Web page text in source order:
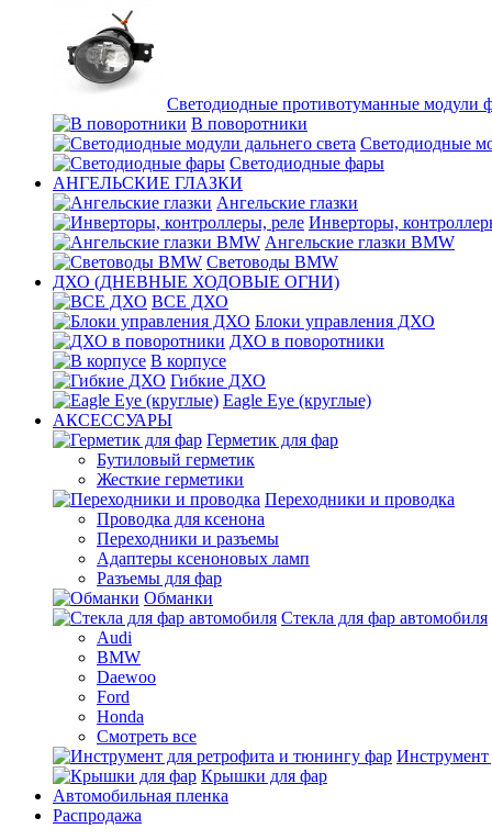
Светодиодные противотуманные модули
В поворотники
Светодиодные
Светодиодные фары
АНГЕЛЬСКИЕ ГЛАЗКИ
Ангельские глазки
Инверторы,
Ангельские глазки BMW
Световоды BMW
ДХО (ДНЕВНЫЕ ХОДОВЫЕ ОГНИ)
ВСЕ ДХО
Блоки управления ДХО
ДХО в поворотники
В корпусе
Гибкие ДХО
Eagle Eye (круглые)
АКСЕССУАРЫ
Герметик для фар
Бутиловый герметик
Жесткие герметики
Переходники и проводка
Проводка для ксенона
Переходники и разъемы
Адаптеры ксеноновых ламп
Разъемы для фар
Обманки
Стекла для фар автомобиля
Audi
BMW
Daewoo
Ford
Honda
Смотреть все
Инструмент
Крышки для фар
Автомобильная пленка
Распродажа